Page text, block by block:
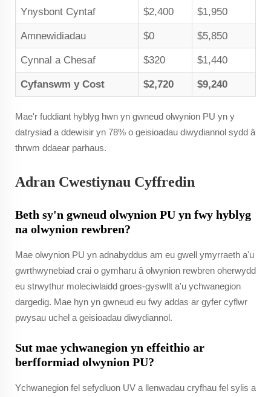
Ynysbont Cyntaf $2,400 $1,950
Amnewidiadau $0 $5,850
Cynnal a Chesaf $320 $1,440
Cyfanswm y Cost $2,720 $9,240
Mae'r fuddiant hyblyg hwn yn gwneud olwynion PU yn y
datrysiad a ddewisir yn 78% o geisioadau diwydiannol sydd â
thrwm ddaear parhaus.
Adran Cwestiynau Cyffredin
Beth sy'n gwneud olwynion PU yn fwy hyblyg
na olwynion rewbren?
Mae olwynion PU yn adnabyddus am eu gwell ymyrraeth a'u
gwrthwynebiad crai o gymharu â olwynion rewbren oherwydd
eu strwythur moleciwlaidd groes-gyswllt a'u ychwanegion
dargedig. Mae hyn yn gwneud eu fwy addas ar gyfer cyflwr
pwysau uchel a geisioadau diwydiannol.
Sut mae ychwanegion yn effeithio ar
berfformiad olwynion PU?
Ychwanegion fel sefydluon UV a llenwadau cryfhau fel sylis a